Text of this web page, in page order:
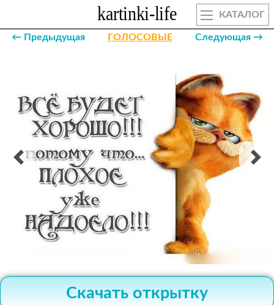
КАТАЛОГ
← Предыдущая ГОЛОСОВЫЕ Следующая →
Скачать открытку